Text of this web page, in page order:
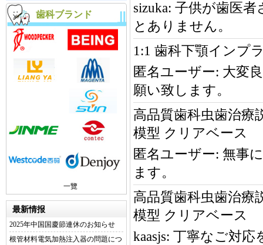
歯科ブランド
一覽
最新情报
2025年中国国慶節連休のお知らせ
根管材料電気加熱注入器の問題につ
sizuka: 子供が歯医者
とありません。
1:1 歯科下顎インプ
匿名ユーザー: 大変
願い致します。
高品質歯科虫歯治療
模型 クリアベース
匿名ユーザー: 無事
ます。
高品質歯科虫歯治療
模型 クリアベース
kaasjs: 丁寧なご対応